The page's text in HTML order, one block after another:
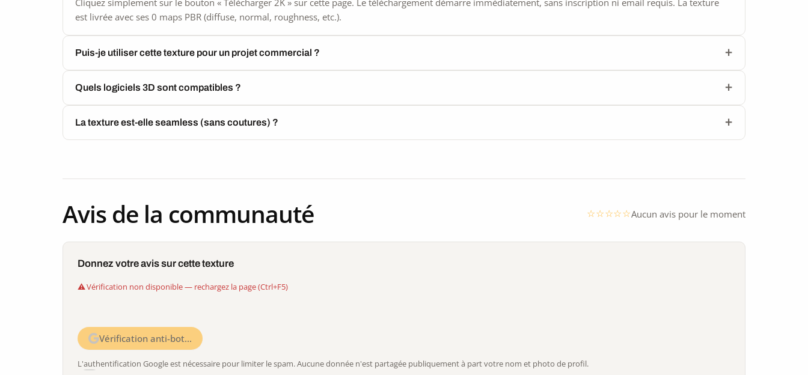
est livrée avec ses 0 maps PBR (diffuse, normal, roughness, etc.).
Puis-je utiliser cette texture pour un projet commercial ?
Quels logiciels 3D sont compatibles ?
La texture est-elle seamless (sans coutures) ?
Avis de la communauté Aucun avis pour le moment
Donnez votre avis sur cette texture
Vérification non disponible — rechargez la page (Ctrl+F5)
Vérification anti-bot…
L'authentification Google est nécessaire pour limiter le spam. Aucune donnée n'est partagée publiquement à part votre nom et photo de profil.